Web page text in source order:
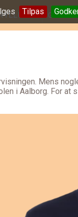
Tilpas GALLERI
Mens
i Aalborg. For at